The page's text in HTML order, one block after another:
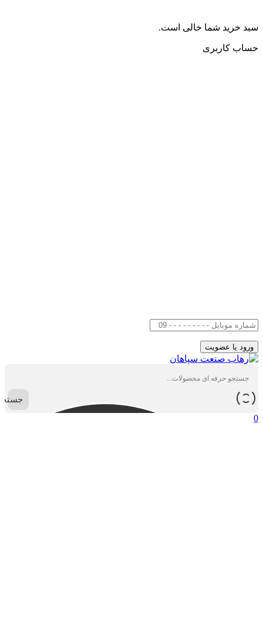
سبد خرید شما خالی است.
حساب کاربری
0